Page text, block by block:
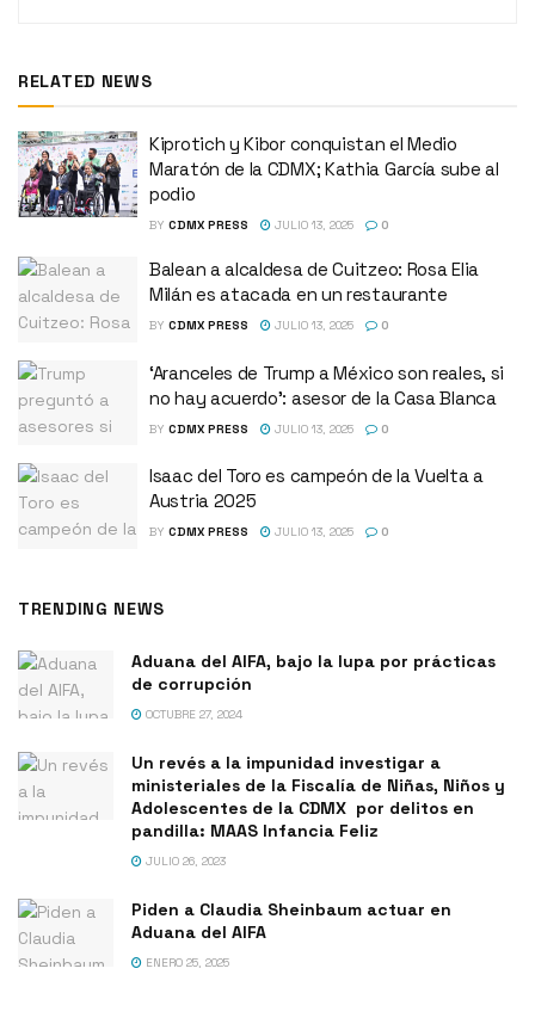
RELATED NEWS
Kiprotich y Kibor conquistan el Medio
Maratón de la CDMX; Kathia García sube al
podio
BY CDMX PRESS JULIO 13, 2025 0
Balean a alcaldesa de Cuitzeo: Rosa Elia
Milán es atacada en un restaurante
BY CDMX PRESS JULIO 13, 2025 0
‘Aranceles de Trump a México son reales, si
no hay acuerdo’: asesor de la Casa Blanca
BY CDMX PRESS JULIO 13, 2025 0
Isaac del Toro es campeón de la Vuelta a
Austria 2025
BY CDMX PRESS JULIO 13, 2025 0
TRENDING NEWS
Aduana del AIFA, bajo la lupa por prácticas
de corrupción
OCTUBRE 27, 2024
Un revés a la impunidad investigar a
ministeriales de la Fiscalía de Niñas, Niños y
Adolescentes de la CDMX por delitos en
pandilla: MAAS Infancia Feliz
JULIO 26, 2023
Piden a Claudia Sheinbaum actuar en
Aduana del AIFA
ENERO 25, 2025